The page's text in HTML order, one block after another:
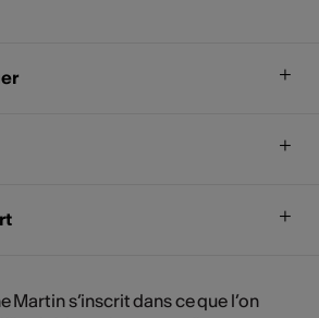
Martin s’inscrit dans ce que l’on